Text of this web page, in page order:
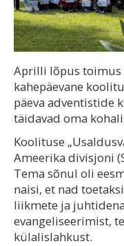
Aprilli lõpus toimus
kahepäevane
päeva adventistide
täidavad oma
Koolituse
Ameerika divisjoni
Tema sõnul oli
naisi, et nad
liikmete ja
evangeliseerimist,
külalislahkust.